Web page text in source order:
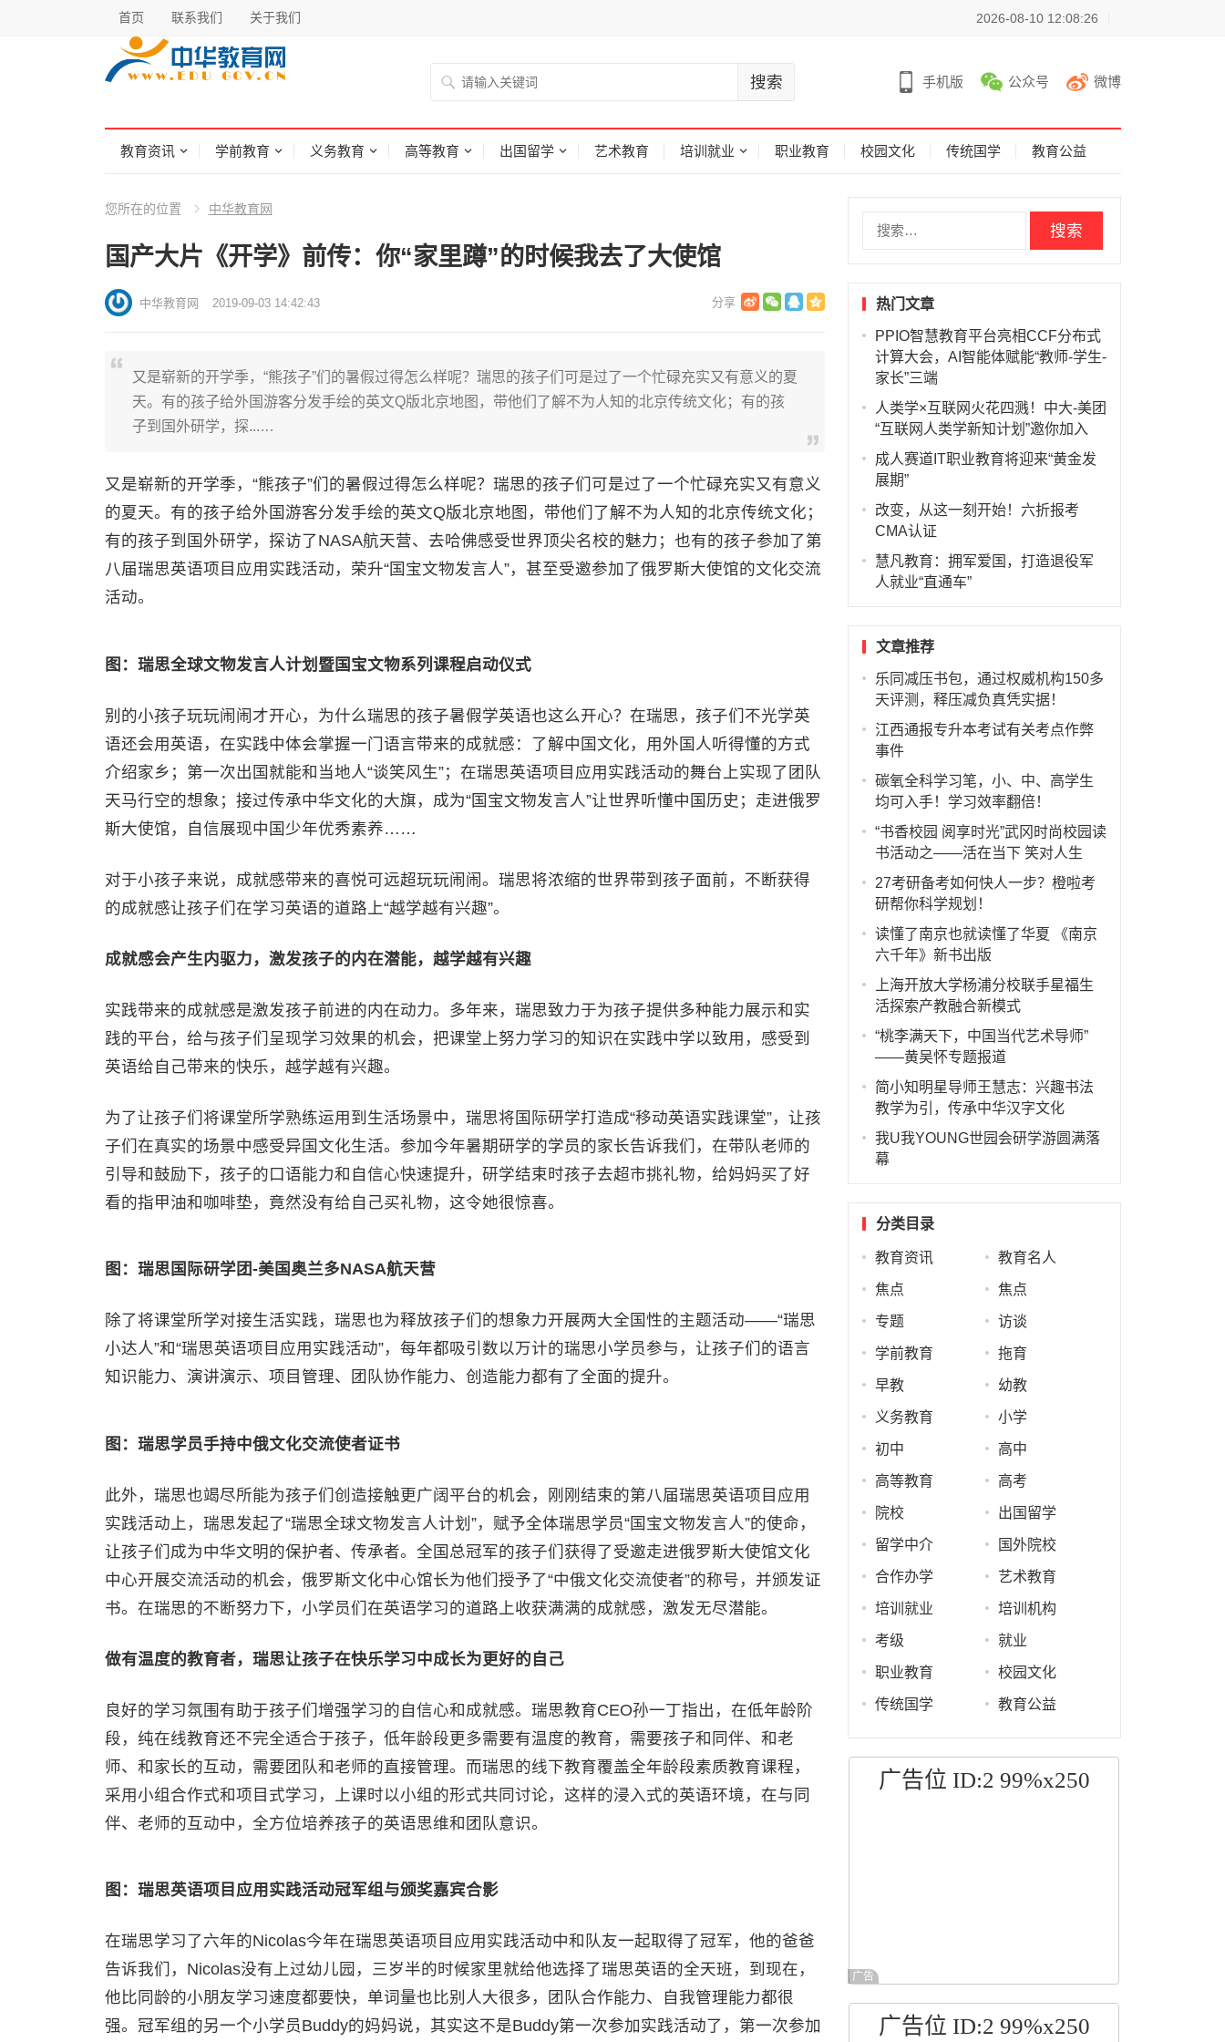
首页 联系我们 关于我们 2026-08-10 12:08:26
手机版 公众号 微博
教育资讯 学前教育 义务教育 高等教育 出国留学 艺术教育 培训就业 职业教育 校园文化 传统国学 教育公益
您所在的位置 中华教育网
国产大片《开学》前传：你“家里蹲”的时候我去了大使馆
中华教育网 2019-09-03 14:42:43
又是崭新的开学季，“熊孩子”们的暑假过得怎么样呢？瑞思的孩子们可是过了一个忙碌充实又有意义的夏
天。有的孩子给外国游客分发手绘的英文Q版北京地图，带他们了解不为人知的北京传统文化；有的孩
子到国外研学，探...…
又是崭新的开学季，“熊孩子”们的暑假过得怎么样呢？瑞思的孩子们可是过了一个忙碌充实又有意义
的夏天。有的孩子给外国游客分发手绘的英文Q版北京地图，带他们了解不为人知的北京传统文化；
有的孩子到国外研学，探访了NASA航天营、去哈佛感受世界顶尖名校的魅力；也有的孩子参加了第
八届瑞思英语项目应用实践活动，荣升“国宝文物发言人”，甚至受邀参加了俄罗斯大使馆的文化交流
活动。
图：瑞思全球文物发言人计划暨国宝文物系列课程启动仪式
别的小孩子玩玩闹闹才开心，为什么瑞思的孩子暑假学英语也这么开心？在瑞思，孩子们不光学英
语还会用英语，在实践中体会掌握一门语言带来的成就感：了解中国文化，用外国人听得懂的方式
介绍家乡；第一次出国就能和当地人“谈笑风生”；在瑞思英语项目应用实践活动的舞台上实现了团队
天马行空的想象；接过传承中华文化的大旗，成为“国宝文物发言人”让世界听懂中国历史；走进俄罗
斯大使馆，自信展现中国少年优秀素养……
对于小孩子来说，成就感带来的喜悦可远超玩玩闹闹。瑞思将浓缩的世界带到孩子面前，不断获得
的成就感让孩子们在学习英语的道路上“越学越有兴趣”。
成就感会产生内驱力，激发孩子的内在潜能，越学越有兴趣
实践带来的成就感是激发孩子前进的内在动力。多年来，瑞思致力于为孩子提供多种能力展示和实
践的平台，给与孩子们呈现学习效果的机会，把课堂上努力学习的知识在实践中学以致用，感受到
英语给自己带来的快乐，越学越有兴趣。
为了让孩子们将课堂所学熟练运用到生活场景中，瑞思将国际研学打造成“移动英语实践课堂”，让孩
子们在真实的场景中感受异国文化生活。参加今年暑期研学的学员的家长告诉我们，在带队老师的
引导和鼓励下，孩子的口语能力和自信心快速提升，研学结束时孩子去超市挑礼物，给妈妈买了好
看的指甲油和咖啡垫，竟然没有给自己买礼物，这令她很惊喜。
图：瑞思国际研学团-美国奥兰多NASA航天营
除了将课堂所学对接生活实践，瑞思也为释放孩子们的想象力开展两大全国性的主题活动——“瑞思
小达人”和“瑞思英语项目应用实践活动”，每年都吸引数以万计的瑞思小学员参与，让孩子们的语言
知识能力、演讲演示、项目管理、团队协作能力、创造能力都有了全面的提升。
图 ： 瑞思学员手持中俄文化交流使者证书
此外，瑞思也竭尽所能为孩子们创造接触更广阔平台的机会，刚刚结束的第八届瑞思英语项目应用
实践活动上，瑞思发起了“瑞思全球文物发言人计划”，赋予全体瑞思学员“国宝文物发言人”的使命，
让孩子们成为中华文明的保护者、传承者。全国总冠军的孩子们获得了受邀走进俄罗斯大使馆文化
中心开展交流活动的机会，俄罗斯文化中心馆长为他们授予了“中俄文化交流使者”的称号，并颁发证
书。在瑞思的不断努力下，小学员们在英语学习的道路上收获满满的成就感，激发无尽潜能。
做有温度的教育者，瑞思让孩子在快乐学习中成长为更好的自己
良好的学习氛围有助于孩子们增强学习的自信心和成就感。瑞思教育CEO孙一丁指出，在低年龄阶
段，纯在线教育还不完全适合于孩子，低年龄段更多需要有温度的教育，需要孩子和同伴、和老
师、和家长的互动，需要团队和老师的直接管理。而瑞思的线下教育覆盖全年龄段素质教育课程，
采用小组合作式和项目式学习，上课时以小组的形式共同讨论，这样的浸入式的英语环境，在与同
伴、老师的互动中，全方位培养孩子的英语思维和团队意识。
图：瑞思英语项目应用实践活动冠军组与颁奖嘉宾合影
在瑞思学习了六年的Nicolas今年在瑞思英语项目应用实践活动中和队友一起取得了冠军，他的爸爸
告诉我们，Nicolas没有上过幼儿园，三岁半的时候家里就给他选择了瑞思英语的全天班，到现在，
他比同龄的小朋友学习速度都要快，单词量也比别人大很多，团队合作能力、自我管理能力都很
强。冠军组的另一个小学员Buddy的妈妈说，其实这不是Buddy第一次参加实践活动了，第一次参加
热门文章
PPIO智慧教育平台亮相CCF分布式
计算大会，AI智能体赋能“教师-学生-
家长”三端
人类学×互联网火花四溅！中大-美团
“互联网人类学新知计划”邀你加入
成人赛道IT职业教育将迎来“黄金发
展期”
改变，从这一刻开始！六折报考
CMA认证
慧凡教育：拥军爱国，打造退役军
人就业“直通车”
文章推荐
乐同减压书包，通过权威机构150多
天评测，释压减负真凭实据！
江西通报专升本考试有关考点作弊
事件
碳氧全科学习笔，小、中、高学生
均可入手！学习效率翻倍！
“书香校园 阅享时光”武冈时尚校园读
书活动之——活在当下 笑对人生
27考研备考如何快人一步？橙啦考
研帮你科学规划！
读懂了南京也就读懂了华夏 《南京
六千年》新书出版
上海开放大学杨浦分校联手星福生
活探索产教融合新模式
“桃李满天下，中国当代艺术导师”
——黄吴怀专题报道
简小知明星导师王慧志：兴趣书法
教学为引，传承中华汉字文化
我U我YOUNG世园会研学游圆满落
幕
分类目录
教育资讯 教育名人
焦点 焦点
专题 访谈
学前教育 拖育
早教 幼教
义务教育 小学
初中 高中
高等教育 高考
院校 出国留学
留学中介 国外院校
合作办学 艺术教育
培训就业 培训机构
考级 就业
职业教育 校园文化
传统国学 教育公益
广告位 ID:2 99%x250
广告
广告位 ID:2 99%x250